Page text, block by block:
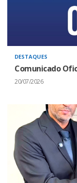
DESTAQUES
Comunicado
20/07/2026